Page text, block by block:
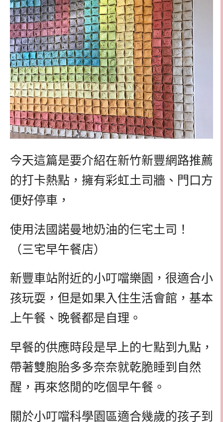
今天這篇是要介紹在新竹新豐網路推薦
的打卡熱點，擁有彩虹土司牆、門口方
便好停車，
使用法國諾曼地奶油的仨宅土司！
（三宅早午餐店）
新豐車站附近的小叮噹樂園，很適合小
孩玩耍，但是如果入住生活會館，基本
上午餐、晚餐都是自理。
早餐的供應時段是早上的七點到九點，
帶著雙胞胎多多奈奈就乾脆睡到自然
醒，再來悠閒的吃個早午餐。
關於小叮噹科學園區適合幾歲的孩子到